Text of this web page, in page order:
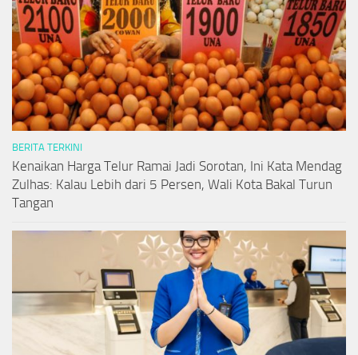
BERITA TERKINI
Kenaikan Harga Telur Ramai Jadi Sorotan, Ini Kata Mendag
Zulhas: Kalau Lebih dari 5 Persen, Wali Kota Bakal Turun
Tangan